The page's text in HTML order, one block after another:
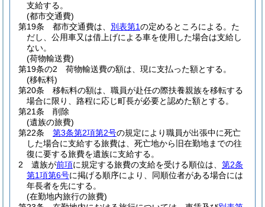
支給する。
(都市交通費)
第19条
都市交通費は、 別表第1の定めるところによる。 た
だし、公用車又は借上げによる車を使用した場合は支給し
ない。
(荷物輸送費)
第19条の2
荷物輸送費の額は、現に支払った額とする。
(移転料)
第20条
移転料の額は、職員が赴任の際扶養親族を移転する
場合に限り、路程に応じ町長が必要と認めた額とする。
第21条
削除
(遺族の旅費)
第22条
第3条第2項第2号の規定により職員が出張中に死亡
した場合に支給する旅費は、死亡地から旧在勤地までの往
復に要する旅費を遺族に支給する。
2
遺族が前項に規定する旅費の支給を受ける順位は、 第2条
第1項第6号に掲げる順序により、同順位者がある場合には
年長者を先にする。
(在勤地内旅行の旅費)